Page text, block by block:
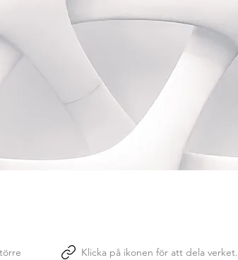
Klicka på ikonen för att dela verket.